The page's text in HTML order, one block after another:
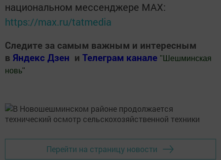
национальном мессенджере MАХ:
https://max.ru/tatmedia
Следите за самым важным и интересным
в Яндекс Дзен и Телеграм канале " Шешминская
новь"
Перейти на страницу новости